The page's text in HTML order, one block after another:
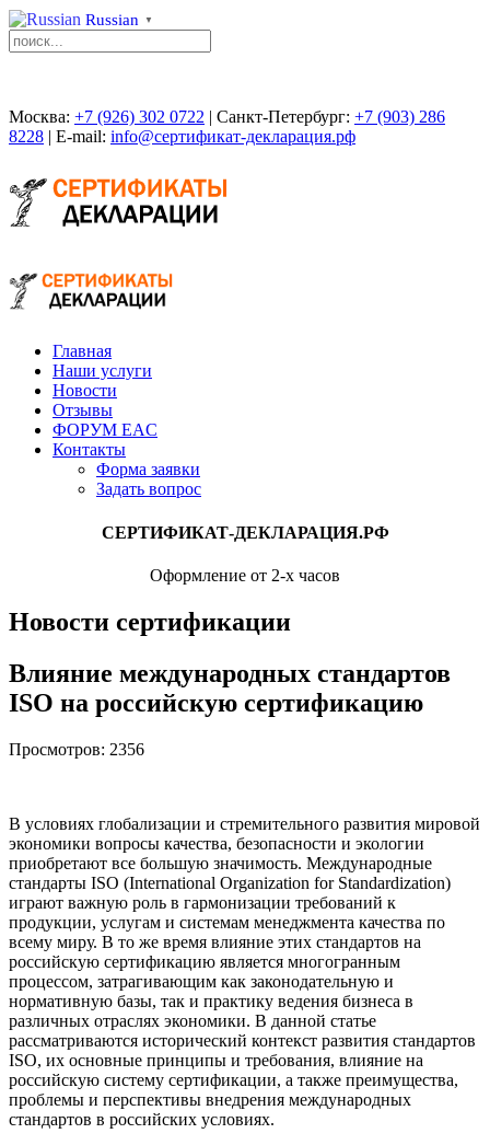
Russian ▼
Москва: +7 (926) 302 0722 | Санкт-Петербург: +7 (903) 286
8228 | E-mail: info@сертификат-декларация.рф
Главная
Наши услуги
Новости
Отзывы
ФОРУМ EAC
Контакты
Форма заявки
Задать вопрос
СЕРТИФИКАТ-ДЕКЛАРАЦИЯ.РФ
Оформление от 2-х часов
Новости сертификации
Влияние международных стандартов
ISO на российскую сертификацию
Просмотров: 2356
В условиях глобализации и стремительного развития мировой
экономики вопросы качества, безопасности и экологии
приобретают все большую значимость. Международные
стандарты ISO (International Organization for Standardization)
играют важную роль в гармонизации требований к
продукции, услугам и системам менеджмента качества по
всему миру. В то же время влияние этих стандартов на
российскую сертификацию является многогранным
процессом, затрагивающим как законодательную и
нормативную базы, так и практику ведения бизнеса в
различных отраслях экономики. В данной статье
рассматриваются исторический контекст развития стандартов
ISO, их основные принципы и требования, влияние на
российскую систему сертификации, а также преимущества,
проблемы и перспективы внедрения международных
стандартов в российских условиях.